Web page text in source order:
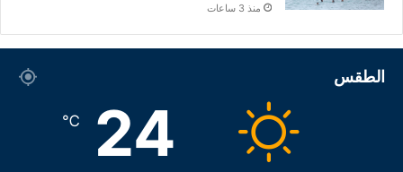
منذ 3 ساعات
الطقس
24
℃